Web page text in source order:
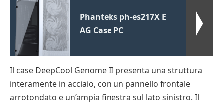
Phanteks ph-es217X E
AG Case PC
Il case DeepCool Genome II presenta una struttura
interamente in acciaio, con un pannello frontale
arrotondato e un’ampia finestra sul lato sinistro. Il